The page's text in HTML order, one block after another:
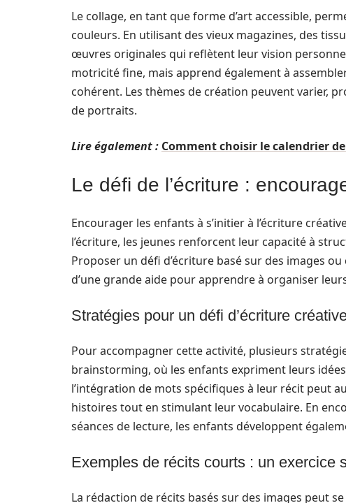
Le collage, en tant que forme d’art accessible,
couleurs. En utilisant des vieux magazines, des
œuvres originales qui reflètent leur vision
motricité fine, mais apprend également à
cohérent. Les thèmes de création peuvent varier,
de portraits.
Lire également : Comment choisir le calendrier
Le défi de l’écriture :
Encourager les enfants à s’initier à l’écriture
l’écriture, les jeunes renforcent leur capacité à
Proposer un défi d’écriture basé sur des images
d’une grande aide pour apprendre à organiser
Stratégies pour un défi d’écriture
Pour accompagner cette activité, plusieurs
brainstorming, où les enfants expriment leurs
l’intégration de mots spécifiques à leur récit peut
histoires tout en stimulant leur vocabulaire. En
séances de lecture, les enfants développent
Exemples de récits courts : un exercice
La rédaction de récits basés sur des images peut